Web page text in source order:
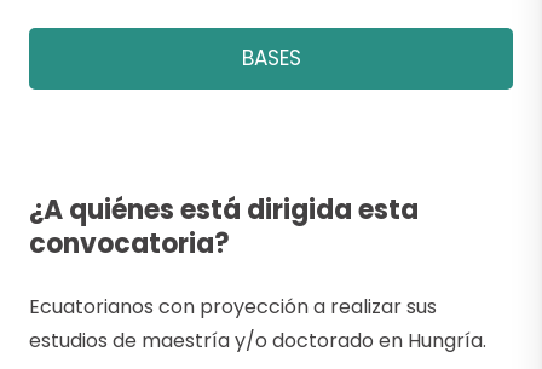
BASES
¿A quiénes está dirigida esta
convocatoria?
Ecuatorianos con proyección a realizar sus
estudios de maestría y/o doctorado en Hungría.